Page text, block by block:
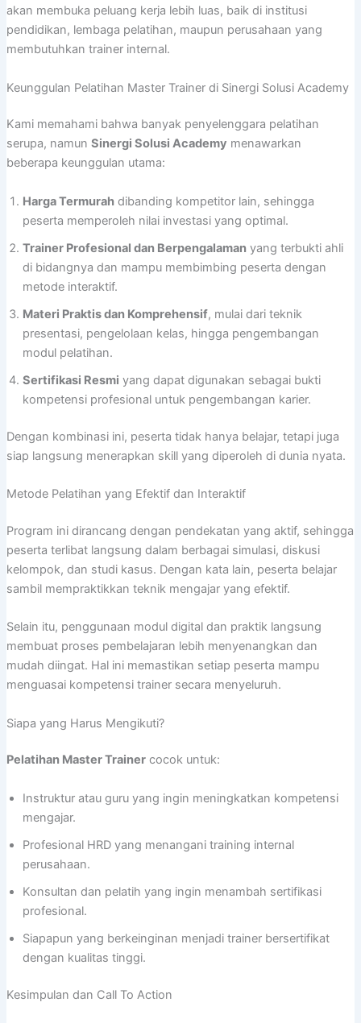
akan membuka peluang kerja lebih luas, baik di institusi
pendidikan, lembaga pelatihan, maupun perusahaan yang
membutuhkan trainer internal.
Keunggulan Pelatihan Master Trainer di Sinergi Solusi Academy
Kami memahami bahwa banyak penyelenggara pelatihan
serupa, namun Sinergi Solusi Academy menawarkan
beberapa keunggulan utama:
Harga Termurahdibanding kompetitor lain, sehingga
peserta memperoleh nilai investasi yang optimal.
Trainer Profesional dan Berpengalamanyang terbukti ahli
di bidangnya dan mampu membimbing peserta dengan
metode interaktif.
Materi Praktis dan Komprehensif, mulai dari teknik
presentasi, pengelolaan kelas, hingga pengembangan
modul pelatihan.
Sertifikasi Resmi yang dapat digunakan sebagai bukti
kompetensi profesional untuk pengembangan karier.
Dengan kombinasi ini, peserta tidak hanya belajar, tetapi juga
siap langsung menerapkan skill yang diperoleh di dunia nyata.
Metode Pelatihan yang Efektif dan Interaktif
Program ini dirancang dengan pendekatan yang aktif, sehingga
peserta terlibat langsung dalam berbagai simulasi, diskusi
kelompok, dan studi kasus. Dengan kata lain, peserta belajar
sambil mempraktikkan teknik mengajar yang efektif.
Selain itu, penggunaan modul digital dan praktik langsung
membuat proses pembelajaran lebih menyenangkan dan
mudah diingat. Hal ini memastikan setiap peserta mampu
menguasai kompetensi trainer secara menyeluruh.
Siapa yang Harus Mengikuti?
Pelatihan Master Trainercocok untuk:
Instruktur atau guru yang ingin meningkatkan kompetensi
mengajar.
Profesional HRD yang menangani training internal
perusahaan.
Konsultan dan pelatih yang ingin menambah sertifikasi
profesional.
Siapapun yang berkeinginan menjadi trainer bersertifikat
dengan kualitas tinggi.
Kesimpulan dan Call To Action